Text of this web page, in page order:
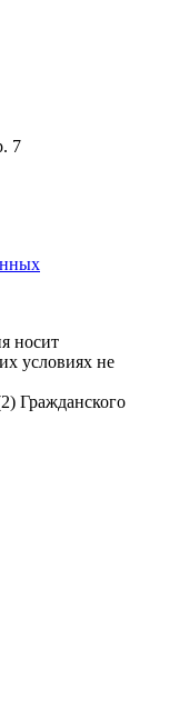
7
носит
условиях не
Гражданского